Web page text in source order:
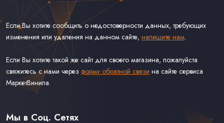
Если Вы хотите сообщить о недостоверности данных, требующих
изменения или удаления на данном сайте, напишите нам.
Если Вы хотите такой же сайт для своего магазина, пожалуйста
свяжитесь с нами через форму обратной связи на сайте сервиса
МаркетВинила.
Каталог Музыки на Виниле В Наличии
Доставка и Оплата
Мы в Соц. Сетях